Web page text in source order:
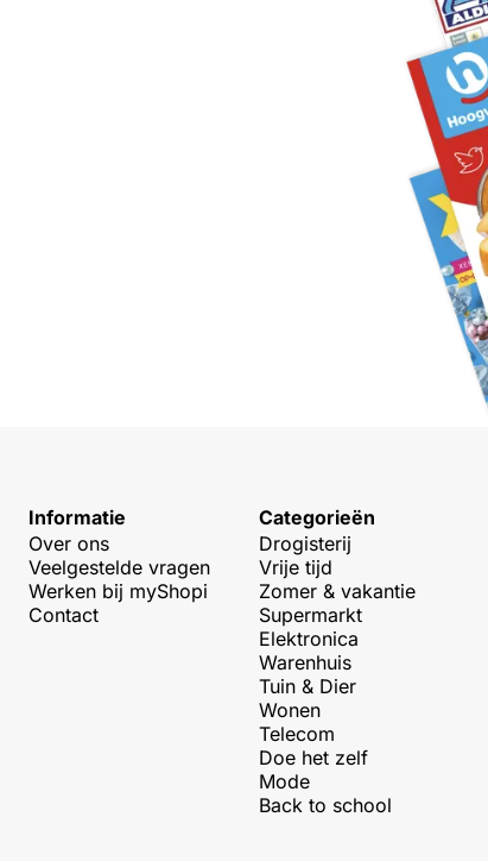
Informatie
Over ons
Veelgestelde vragen
Werken bij myShopi
Contact
Categorieën
Drogisterij
Vrije tijd
Zomer & vakantie
Supermarkt
Elektronica
Warenhuis
Tuin & Dier
Wonen
Telecom
Doe het zelf
Mode
Back to school